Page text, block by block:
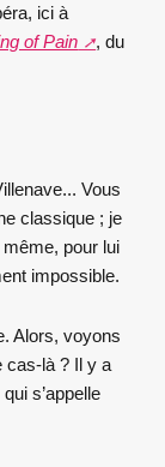
ici à
of Pain
, du
Vous
classique ; je
pour lui
impossible.
Alors, voyons
cas-là ? Il y a
s’appelle